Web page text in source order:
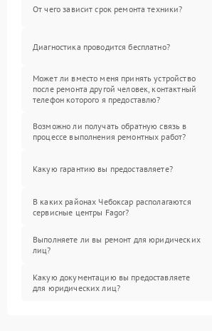
От чего зависит срок ремонта техники?
Диагностика проводится бесплатно?
Может ли вместо меня принять устройство
после ремонта другой человек, контактный
телефон которого я предоставлю?
Возможно ли получать обратную связь в
процессе выполнения ремонтных работ?
Какую гарантию вы предоставляете?
В каких районах Чебоксар располагаются
сервисные центры Fagor?
Выполняете ли вы ремонт для юридических
лиц?
Какую документацию вы предоставляете
для юридических лиц?